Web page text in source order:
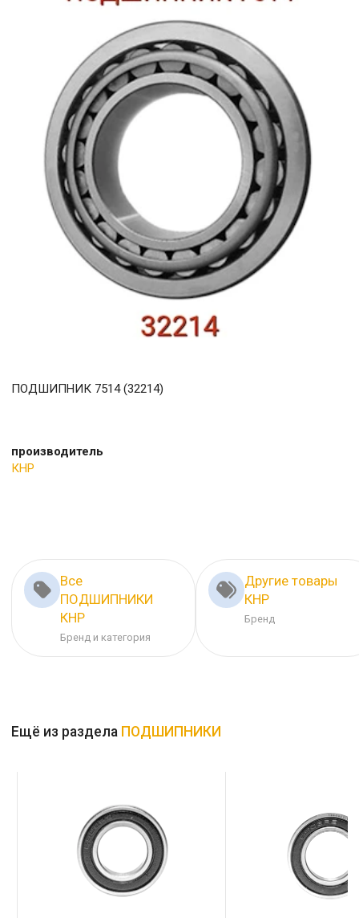
ПОДШИПНИК 7514 (32214)
производитель
КНР
Все
ПОДШИПНИКИ
КНР
Бренд и категория
Другие товары
КНР
Бренд
Ещё из раздела ПОДШИПНИКИ